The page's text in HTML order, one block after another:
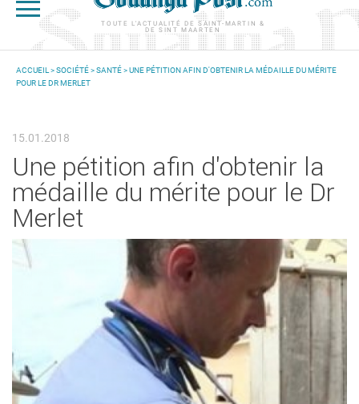
TOUTE L'ACTUALITÉ DE SAINT-MARTIN &
DE SINT MAARTEN
VOUS ÊTES ICI
ACCUEIL >SOCIÉTÉ>SANTÉ> UNE PÉTITION AFIN D'OBTENIR LA MÉDAILLE DU MÉRITE
POUR LE DR MERLET
15.01.2018
Une pétition afin d'obtenir la
médaille du mérite pour le Dr
Merlet